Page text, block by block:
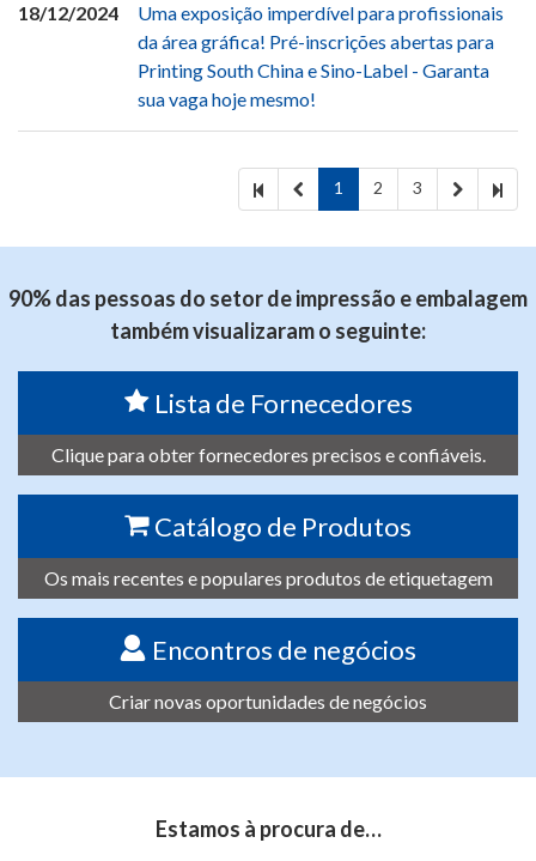
18/12/2024
Uma exposição imperdível para profissionais
da área gráfica! Pré-inscrições abertas para
Printing South China e Sino-Label - Garanta
sua vaga hoje mesmo!
1 2 3
90% das pessoas do setor de impressão e embalagem
também visualizaram o seguinte:
Lista de Fornecedores
Clique para obter fornecedores precisos e confiáveis.
Catálogo de Produtos
Os mais recentes e populares produtos de etiquetagem
Encontros de negócios
Criar novas oportunidades de negócios
Estamos à procura de…